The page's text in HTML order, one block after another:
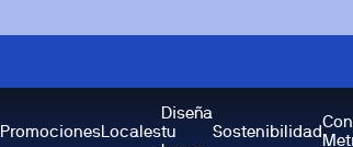
PromocionesLocales
Diseña
tu
Sostenibilidad